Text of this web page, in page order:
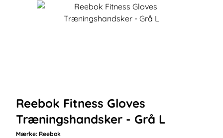
Reebok Fitness Gloves
Træningshandsker - Grå L
Mærke: Reebok